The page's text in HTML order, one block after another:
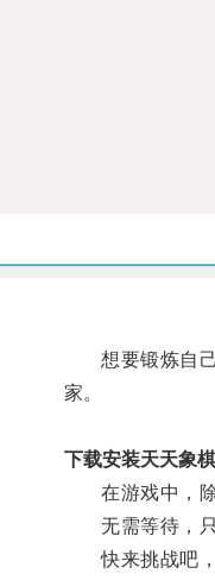
想要锻炼自己
家。
下载安装天天象棋
在游戏中，除
无需等待，只
快来挑战吧，